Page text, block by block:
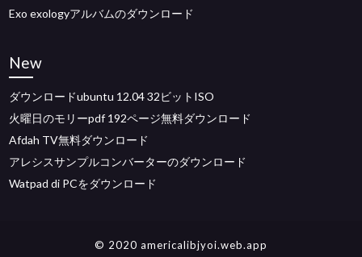
Exo exologyアルバムのダウンロード
New
ダウンロードubuntu 12.04 32ビットISO
火曜日のモリーpdf 192ページ無料ダウンロード
Afdah TV無料ダウンロード
アレシスサンプルコンバーターのダウンロード
Watpad di PCをダウンロード
© 2020 americalibjyoi.web.app